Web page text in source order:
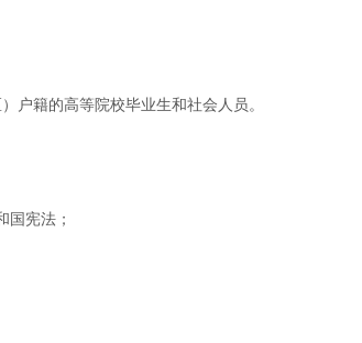
户籍的高等院校毕业生和社会人员。
宪法；